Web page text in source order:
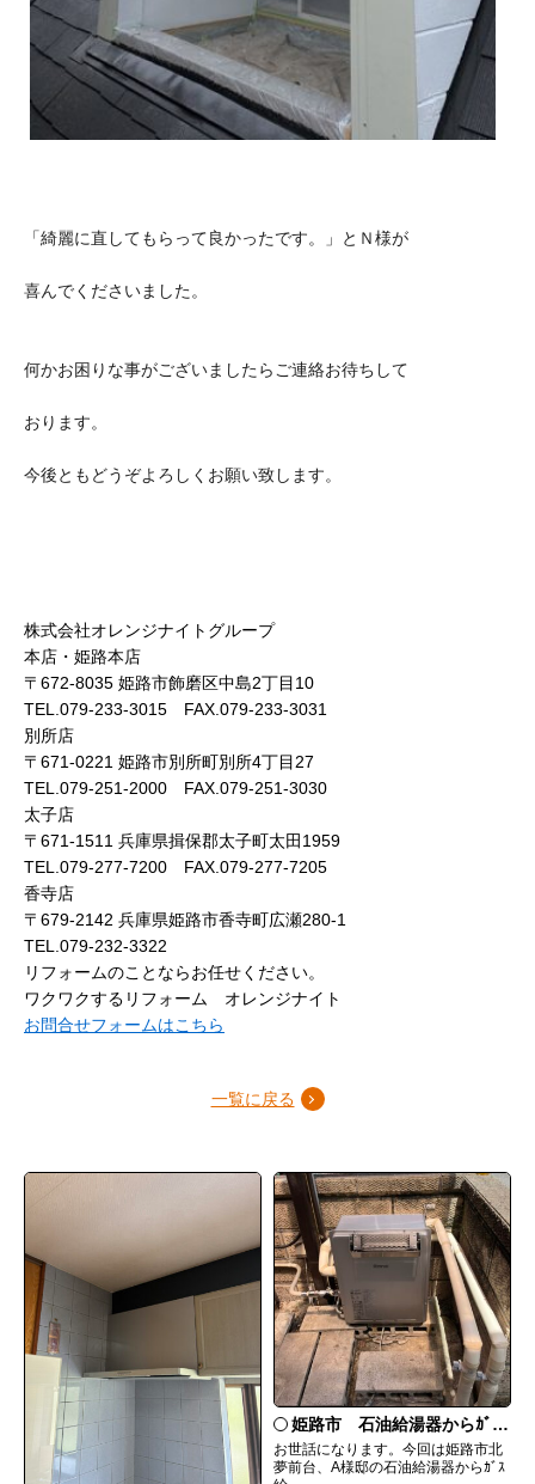
「綺麗に直してもらって良かったです。」とＮ様が
喜んでくださいました。
何かお困りな事がございましたらご連絡お待ちして
おります。
今後ともどうぞよろしくお願い致します。
株式会社オレンジナイトグループ
本店・姫路本店
〒672-8035 姫路市飾磨区中島2丁目10
TEL.079-233-3015 FAX.079-233-3031
別所店
〒671-0221 姫路市別所町別所4丁目27
TEL.079-251-2000 FAX.079-251-3030
太子店
〒671-1511 兵庫県揖保郡太子町太田1959
TEL.079-277-7200 FAX.079-277-7205
香寺店
〒679-2142 兵庫県姫路市香寺町広瀬280-1
TEL.079-232-3322
リフォームのことならお任せください。
ワクワクするリフォーム オレンジナイト
お問合せフォームはこちら
一覧に戻る
姫路市 石油給湯器からｶﾞｽ給湯器へ取替
お世話になります。今回は姫路市北
夢前台、A様邸の石油給湯器からｶﾞｽ